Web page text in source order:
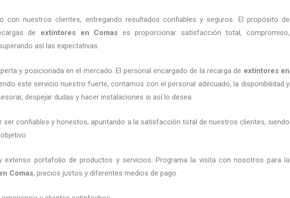
con nuestros clientes, entregando resultados confiables y seguros. El propósito de
de extintoresen Comas es proporcionar satisfacción total, compromiso,
así las expectativas.
y posicionada en el mercado. El personal encargado de la recarga de extintoresen
este servicio nuestro fuerte, contamos con el personal adecuado, la disponibilidad y
despejar dudas y hacer instalaciones si así lo desea.
confiables y honestos, apuntando a la satisfacción total de nuestros clientes, siendo
extenso portafolio de productos y servicios. Programa la visita con nosotros para la
Comas, precios justos y diferentes medios de pago.